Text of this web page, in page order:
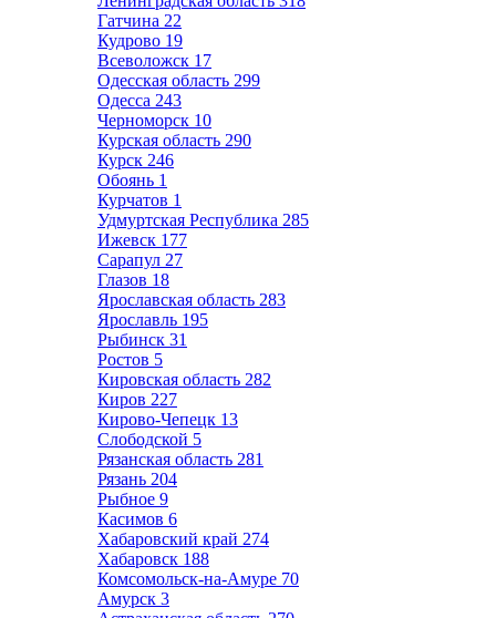
Гатчина 22
Кудрово 19
Всеволожск 17
Одесская область 299
Одесса 243
Черноморск 10
Курская область 290
Курск 246
Обоянь 1
Курчатов 1
Удмуртская Республика 285
Ижевск 177
Сарапул 27
Глазов 18
Ярославская область 283
Ярославль 195
Рыбинск 31
Ростов 5
Кировская область 282
Киров 227
Кирово-Чепецк 13
Слободской 5
Рязанская область 281
Рязань 204
Рыбное 9
Касимов 6
Хабаровский край 274
Хабаровск 188
Комсомольск-на-Амуре 70
Амурск 3